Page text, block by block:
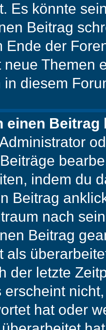
Es könnte
Beitrag
Ende der
neue Themen
diesem
einen
indem du
Beitrag
nach
Beitrag
als
der letzte
erscheint
hat oder